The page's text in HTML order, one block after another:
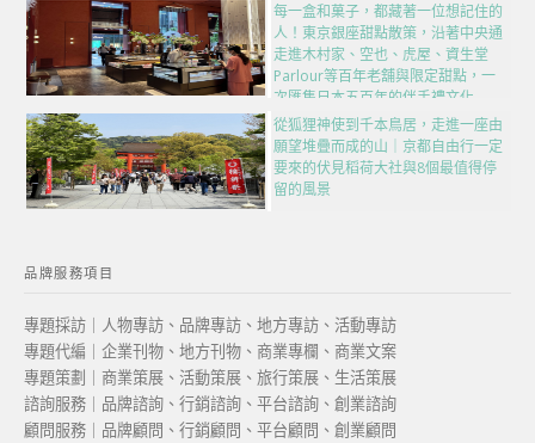
每一盒和菓子，都藏著一位想記住的
人！東京銀座甜點散策，沿著中央通
走進木村家、空也、虎屋、資生堂
Parlour等百年老舖與限定甜點，一
次匯集日本五百年的伴手禮文化
從狐狸神使到千本鳥居，走進一座由
願望堆疊而成的山｜京都自由行一定
要來的伏見稻荷大社與8個最值得停
留的風景
品牌服務項目
專題採訪｜人物專訪、品牌專訪、地方專訪、活動專訪
專題代編｜企業刊物、地方刊物、商業專欄、商業文案
專題策劃｜商業策展、活動策展、旅行策展、生活策展
諮詢服務｜品牌諮詢、行銷諮詢、平台諮詢、創業諮詢
顧問服務｜品牌顧問、行銷顧問、平台顧問、創業顧問